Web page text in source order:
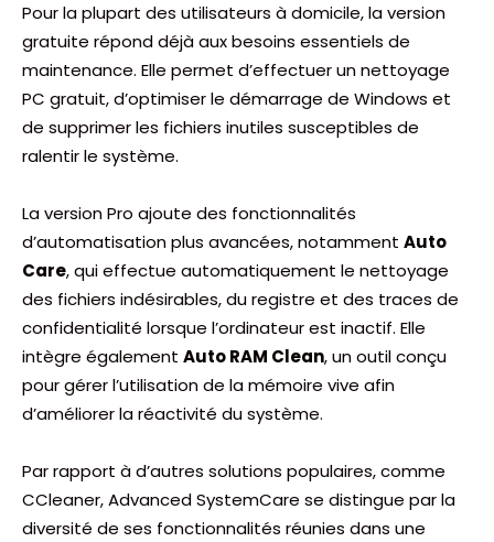
Pour la plupart des utilisateurs à domicile, la version
gratuite répond déjà aux besoins essentiels de
maintenance. Elle permet d’effectuer un nettoyage
PC gratuit, d’optimiser le démarrage de Windows et
de supprimer les fichiers inutiles susceptibles de
ralentir le système.
La version Pro ajoute des fonctionnalités
d’automatisation plus avancées, notamment Auto
Care, qui effectue automatiquement le nettoyage
des fichiers indésirables, du registre et des traces de
confidentialité lorsque l’ordinateur est inactif. Elle
intègre également Auto RAM Clean, un outil conçu
pour gérer l’utilisation de la mémoire vive afin
d’améliorer la réactivité du système.
Par rapport à d’autres solutions populaires, comme
CCleaner, Advanced SystemCare se distingue par la
diversité de ses fonctionnalités réunies dans une